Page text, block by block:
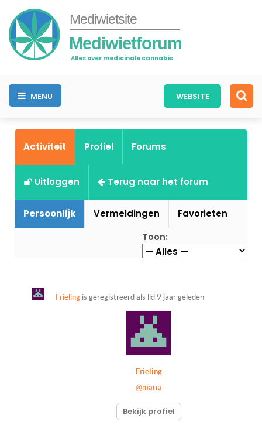
Mediwietsite
Mediwietforum
Alles over medicinale cannabis
MENU WEBSITE
Activiteit Profiel Forums
Uitloggen Terug naar het forum
Persoonlijk Vermeldingen
Favorieten
Toon:
Frieling is geregistreerd als lid 9 jaar geleden
Frieling
@maria
Bekijk profiel